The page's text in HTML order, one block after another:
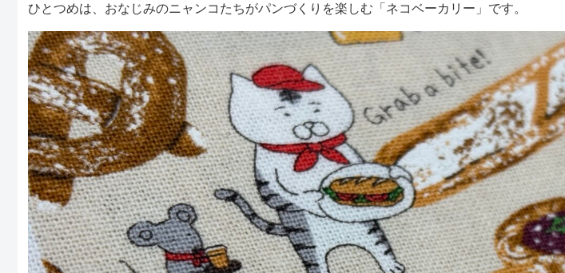
ひとつめは、おなじみのニャンコたちがパンづくりを楽しむ「ネコベーカリー」です。